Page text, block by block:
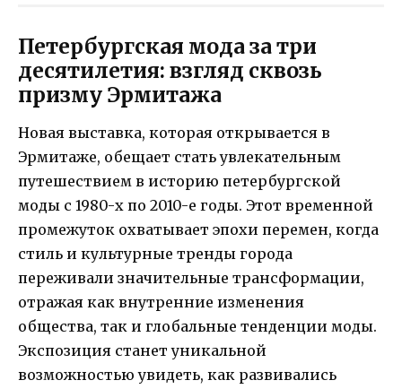
Петербургская мода за три
десятилетия: взгляд сквозь
призму Эрмитажа
Новая выставка, которая открывается в
Эрмитаже, обещает стать увлекательным
путешествием в историю петербургской
моды с 1980-х по 2010-е годы. Этот временной
промежуток охватывает эпохи перемен, когда
стиль и культурные тренды города
переживали значительные трансформации,
отражая как внутренние изменения
общества, так и глобальные тенденции моды.
Экспозиция станет уникальной
возможностью увидеть, как развивались